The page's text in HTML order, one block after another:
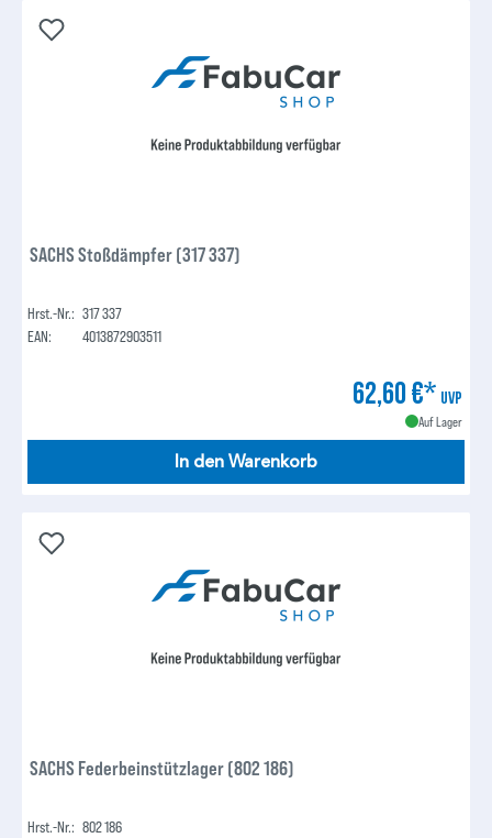
SACHS Stoßdämpfer (317 337)
Hrst.-Nr.: 317 337
EAN:
4013872903511
62,60 €* UVP
Auf Lager
In den Warenkorb
SACHS Federbeinstützlager (802 186)
Hrst.-Nr.: 802 186